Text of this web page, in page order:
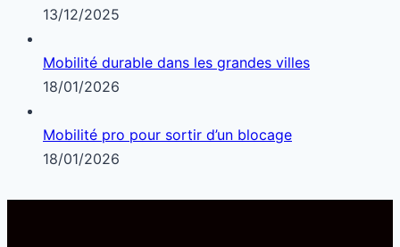
13/12/2025
Mobilité durable dans les grandes villes
18/01/2026
Mobilité pro pour sortir d’un blocage
18/01/2026